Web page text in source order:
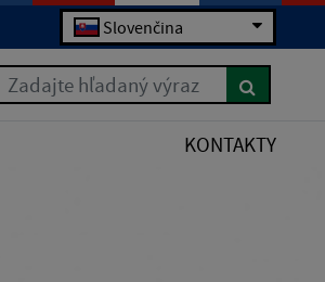
Slovenčina
Zadajte hľadaný výraz
KONTAKTY